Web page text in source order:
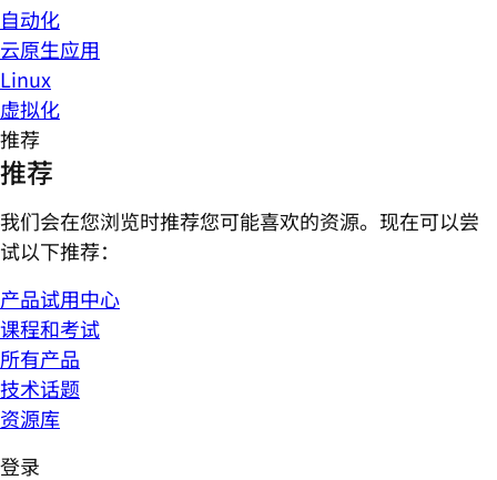
自动化
云原生应用
Linux
虚拟化
推荐
推荐
我们会在您浏览时推荐您可能喜欢的资源。现在可以尝
试以下推荐：
产品试用中心
课程和考试
所有产品
技术话题
资源库
登录